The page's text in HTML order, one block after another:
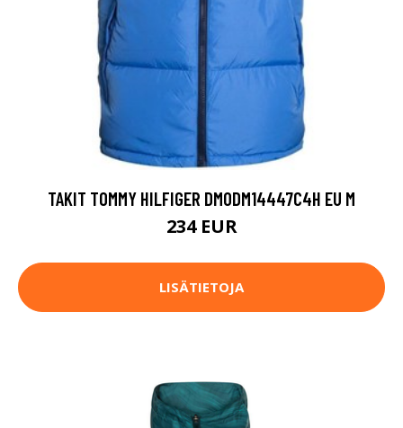
TAKIT TOMMY HILFIGER DM0DM14447C4H EU M
234 EUR
LISÄTIETOJA